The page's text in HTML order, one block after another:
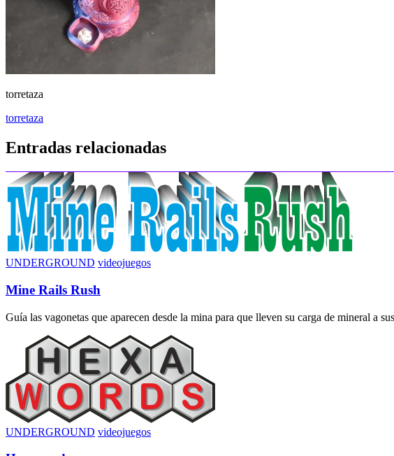
torretaza
Navegación
de
entradas
torretaza
Entradas relacionadas
UNDERGROUND videojuegos
Mine Rails Rush
Guía las vagonetas que aparecen desde la mina para que lleven su carga de mineral a
UNDERGROUND videojuegos